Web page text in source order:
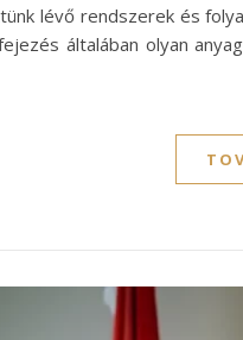
lévő rendszerek és
általában olyan